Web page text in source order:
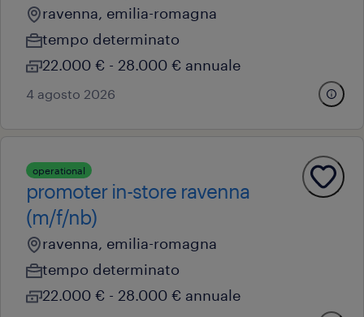
ravenna, emilia-romagna
tempo determinato
22.000 € - 28.000 € annuale
4 agosto 2026
operational
promoter in-store ravenna
(m/f/nb)
ravenna, emilia-romagna
tempo determinato
22.000 € - 28.000 € annuale